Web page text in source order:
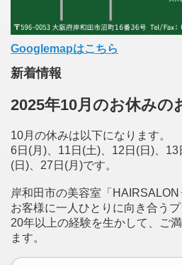
Googlemapはこちら
新着情報
2025年10月のお休みの
10月の休みは以下になります。
6日(月)、11日(土)、12日(日)、13
(日)、27日(月)です。
岸和田市の美容室「HAIRSALON
お客様に一人ひとりに向き合う
20年以上の経験を生かして、ご
ます。